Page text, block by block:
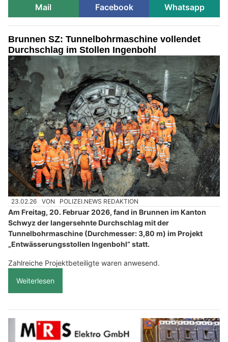
Mail
Facebook Whatsapp
Brunnen SZ: Tunnelbohrmaschine vollendet
Durchschlag im Stollen Ingenbohl
23.02.26 VON POLIZEI.NEWS REDAKTION
Am Freitag, 20. Februar 2026, fand in Brunnen im Kanton
Schwyz der langersehnte Durchschlag mit der
Tunnelbohrmaschine (Durchmesser: 3,80 m) im Projekt
„Entwässerungsstollen Ingenbohl” statt.
Zahlreiche Projektbeteiligte waren anwesend.
Weiterlesen